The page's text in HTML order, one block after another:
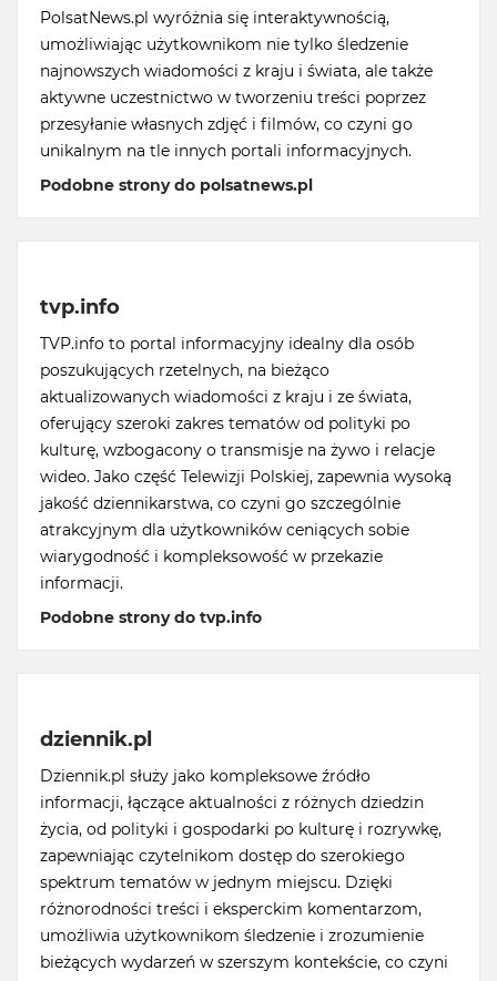
PolsatNews.pl wyróżnia się interaktywnością,
umożliwiając użytkownikom nie tylko śledzenie
najnowszych wiadomości z kraju i świata, ale także
aktywne uczestnictwo w tworzeniu treści poprzez
przesyłanie własnych zdjęć i filmów, co czyni go
unikalnym na tle innych portali informacyjnych.
Podobne strony do polsatnews.pl
tvp.info
TVP.info to portal informacyjny idealny dla osób
poszukujących rzetelnych, na bieżąco
aktualizowanych wiadomości z kraju i ze świata,
oferujący szeroki zakres tematów od polityki po
kulturę, wzbogacony o transmisje na żywo i relacje
wideo. Jako część Telewizji Polskiej, zapewnia wysoką
jakość dziennikarstwa, co czyni go szczególnie
atrakcyjnym dla użytkowników ceniących sobie
wiarygodność i kompleksowość w przekazie
informacji.
Podobne strony do tvp.info
dziennik.pl
Dziennik.pl służy jako kompleksowe źródło
informacji, łączące aktualności z różnych dziedzin
życia, od polityki i gospodarki po kulturę i rozrywkę,
zapewniając czytelnikom dostęp do szerokiego
spektrum tematów w jednym miejscu. Dzięki
różnorodności treści i eksperckim komentarzom,
umożliwia użytkownikom śledzenie i zrozumienie
bieżących wydarzeń w szerszym kontekście, co czyni